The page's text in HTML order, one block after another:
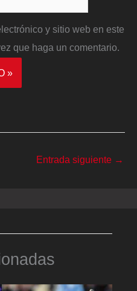
y sitio web en este
que haga un comentario.
Entrada siguiente →